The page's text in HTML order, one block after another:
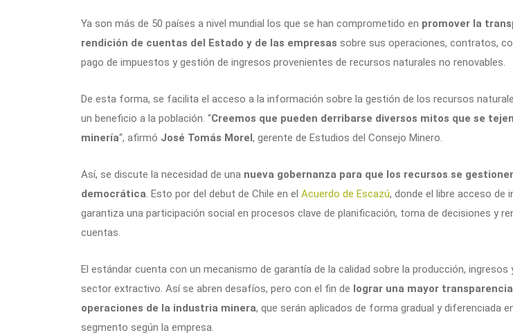
Ya son más de 50 países a nivel mundial los que se han comprometido en promover la
rendición de cuentas del Estado y de las empresas sobre sus operaciones, contratos,
pago de impuestos y gestión de ingresos provenientes de recursos naturales no renovables.
De esta forma, se facilita el acceso a la información sobre la gestión de los recursos
un beneficio a la población. “Creemos que pueden derribarse diversos mitos que se
minería“, afirmó José Tomás Morel, gerente de Estudios del Consejo Minero.
Así, se discute la necesidad de una nueva gobernanza para que los recursos se
democrática . Esto por del debut de Chile en el Acuerdo de Escazú, donde el libre acceso de
garantiza una participación social en procesos clave de planificación, toma de decisiones y
cuentas.
El estándar cuenta con un mecanismo de garantía de la calidad sobre la producción, ingresos
sector extractivo. Así se abren desafíos, pero con el fin de lograr una mayor
operaciones de la industria minera, que serán aplicados de forma gradual y diferenciada
segmento según la empresa.